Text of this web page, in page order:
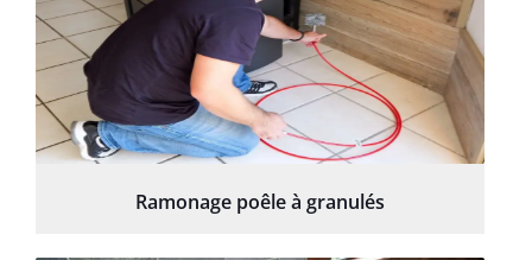
Ramonage poêle à granulés